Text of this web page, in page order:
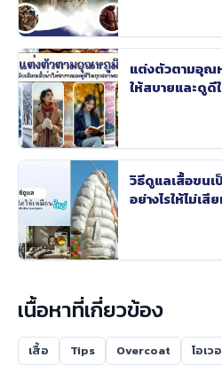
แต่งตัวตามอุณ
ให้สบายและดูดี
วิธีดูแลเสื้อขนเ
อย่างไรให้ไม่เ
เนื้อหาที่เกี่ยวข้อง
เสื้อ Tips Overcoat โอเว